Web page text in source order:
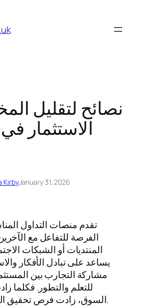
نصائح لتقليل
الاستثمار
KirbyJanuary 31, 2026
تقدم منصات التداول
الفرصة للتفاعل مع
المنتديات أو الشبكات
يساعد على تبادل الأفكار
مشاركة التجارب بين
للتعلم والتطور. فكلما
السوق، زادت فرص تحقيق النجاح في التداول.